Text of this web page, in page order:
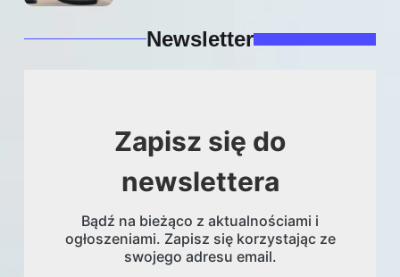
Newsletter
Zapisz się do
newslettera
Bądź na bieżąco z aktualnościami i
ogłoszeniami. Zapisz się korzystając ze
swojego adresu email.